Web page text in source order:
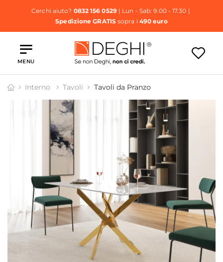
Cerchi aiuto? 0832 156 0529| Lun - Sab: 9.00 - 17.30 |
Spedizione GRATISsopra i 490 euro
MENU
Interno Tavoli Tavoli da Pranzo